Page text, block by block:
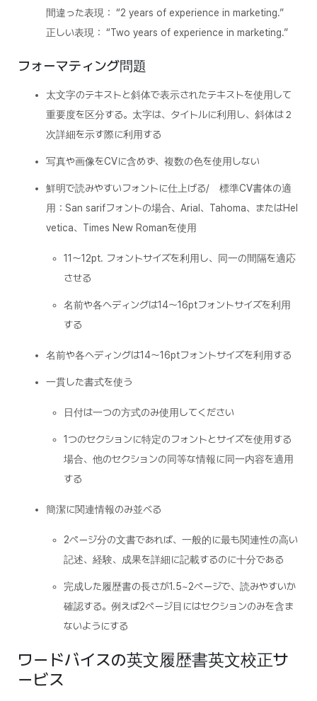
間違った表現： “2 years of experience in marketing.”
正しい表現： “Two years of experience in marketing.”
フォーマティング問題
太文字のテキストと斜体で表示されたテキストを使用して
重要度を区分する。太字は、タイトルに利用し、斜体は２
次詳細を示す際に利用する
写真や画像をCVに含めず、複数の色を使用しない
鮮明で読みやすいフォントに仕上げる/ 標準CV書体の適
用：San sarifフォントの場合、Arial、Tahoma、またはHel
vetica、Times New Romanを使用
11～12pt. フォントサイズを利用し、同一の間隔を適応
させる
名前や各ヘディングは14～16ptフォントサイズを利用
する
名前や各ヘディングは14～16ptフォントサイズを利用する
一貫した書式を使う
日付は一つの方式のみ使用してください
1つのセクションに特定のフォントとサイズを使用する
場合、他のセクションの同等な情報に同一内容を適用
する
簡潔に関連情報のみ並べる
2ページ分の文書であれば、一般的に最も関連性の高い
記述、経験、成果を詳細に記載するのに十分である
完成した履歴書の長さが1.5~2ページで、読みやすいか
確認する。例えば2ページ目にはセクションのみを含ま
ないようにする
ワードバイスの英文履歴書英文校正サ
ービス